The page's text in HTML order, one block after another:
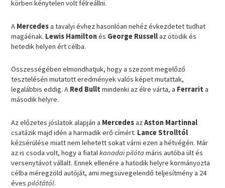
körben kénytelen volt félreállni.
A Mercedesa tavalyi évhez hasonlóan nehéz évkezdetet tudhat
magáénak. Lewis Hamiltonés George Russellaz ötödik és
hetedik helyen ért célba.
Összességében elmondhatjuk, hogy a szezont megelőző
tesztelésén mutatott eredmények valós képet mutattak,
legalábbis eddig. A Red Bullt mindenki az élre várta, a Ferrarita
második helyre.
Az előzetes jóslatok alapján a MercedesazAston Martinnal
csatázik majd idén a harmadik erő címért. Lance Strolltól
kézsérülése miatt nem lehetett sokat várni ezen a hétvégén. Már
az is csoda volt, hogy a fiatalkanadai pilótamáris autóba ült és
versenytávot vállalt. Ennek ellenére a hatodik helyre kormányozta
célba méregzöld autóját, ami megsüvegelendő teljesítmény a 24
évespilótától.